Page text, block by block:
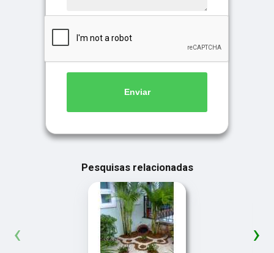
Enviar
Pesquisas relacionadas
‹ ›